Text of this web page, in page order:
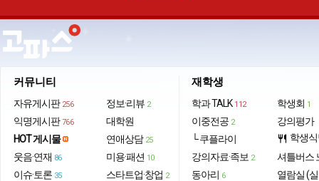
커뮤니티
자유게시판 256
익명게시판 766
HOT 게시물
웃음·연재 86
이슈·토론 35
정보·리뷰 2
대학원
연애상담 25
미용·패션 10
스타트업·창업 2
재학생
학과 TALK 112
이중전공 2
└ 쿠플라이
강의자료·족보 2
동아리 6
학생회 1
강의평가
restaurant 학생
셔틀버스
열람실 (